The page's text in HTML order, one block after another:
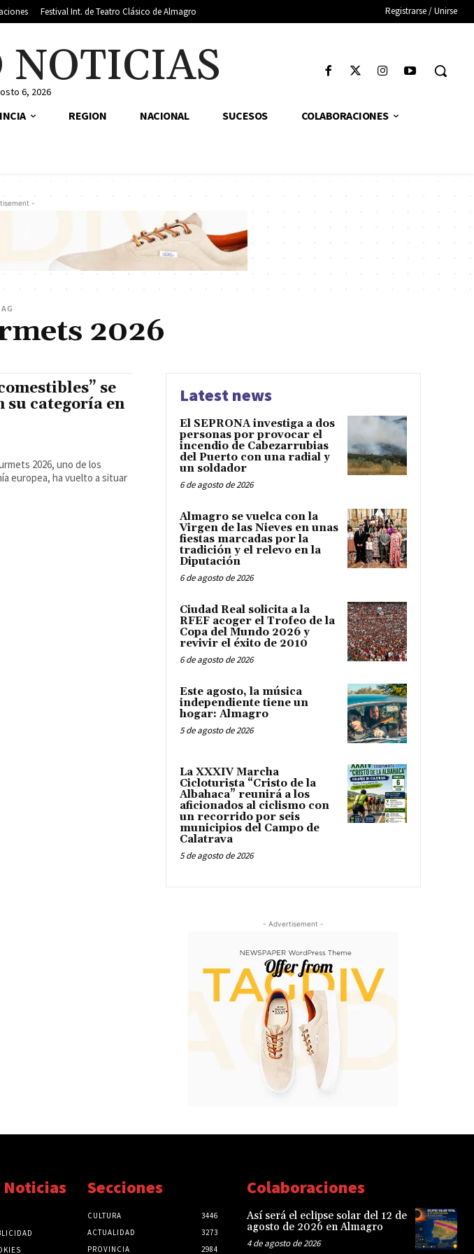
Festival Int. de Teatro Clásico de Almagro Registrarse / Unirse
6, 2026
REGION NACIONAL SUCESOS COLABORACIONES
-
2026
se
su categoría en
2026, uno de los
europea, ha vuelto a situar
Latest news
El SEPRONA investiga a dos
personas por provocar el
incendio de Cabezarrubias
del Puerto con una radial y
un soldador
6 de agosto de 2026
Almagro se vuelca con la
Virgen de las Nieves en unas
fiestas marcadas por la
tradición y el relevo en la
Diputación
6 de agosto de 2026
Ciudad Real solicita a la
RFEF acoger el Trofeo de la
Copa del Mundo 2026 y
revivir el éxito de 2010
6 de agosto de 2026
Este agosto, la música
independiente tiene un
hogar: Almagro
5 de agosto de 2026
La XXXIV Marcha
Cicloturista “Cristo de la
Albahaca” reunirá a los
aficionados al ciclismo con
un recorrido por seis
municipios del Campo de
Calatrava
5 de agosto de 2026
- Advertisement -
Secciones
CULTURA
3446
ACTUALIDAD
3273
PROVINCIA
2984
Colaboraciones
Así será el eclipse solar del 12 de
agosto de 2026 en Almagro
4 de agosto de 2026